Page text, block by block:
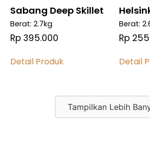
Sabang Deep Skillet
Berat: 2.7kg
Rp 395.000
Detail Produk
Berat:
Rp
Detail
Tampilkan Lebih